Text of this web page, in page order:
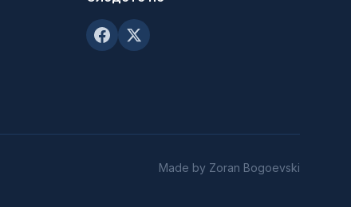
Made by Zoran Bogoevski